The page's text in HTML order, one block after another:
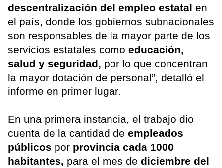
descentralización del empleo estatal en
el país, donde los gobiernos subnacionales
son responsables de la mayor parte de los
servicios estatales como educación,
salud y seguridad, por lo que concentran
la mayor dotación de personal”, detalló el
informe en primer lugar.
En una primera instancia, el trabajo dio
cuenta de la cantidad de empleados
públicos por provincia cada 1000
habitantes, para el mes de diciembre del